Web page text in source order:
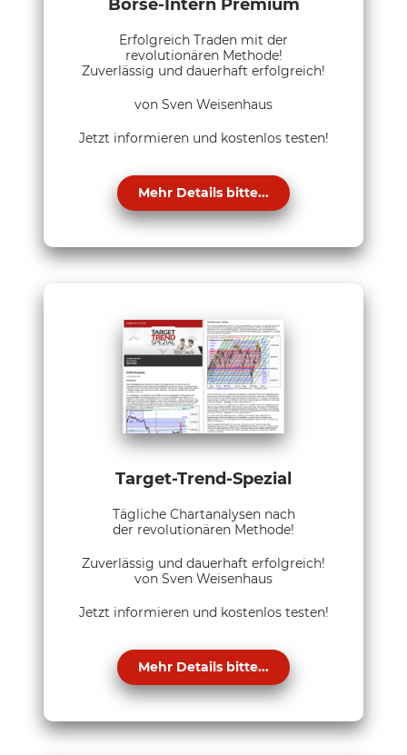
Börse-Intern Premium
Erfolgreich Traden mit der
revolutionären Methode!
Zuverlässig und dauerhaft erfolgreich!
von Sven Weisenhaus
Jetzt informieren und kostenlos testen!
Mehr Details bitte...
Target-Trend-Spezial
Tägliche Chartanalysen nach
der revolutionären Methode!
Zuverlässig und dauerhaft erfolgreich!
von Sven Weisenhaus
Jetzt informieren und kostenlos testen!
Mehr Details bitte...